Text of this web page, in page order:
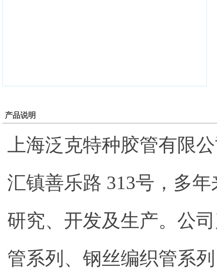
产品说明
上海泛克特种胶管有限
汇镇善乐路 313号，多
研究、开发及生产。公
管系列、钢丝编织管系